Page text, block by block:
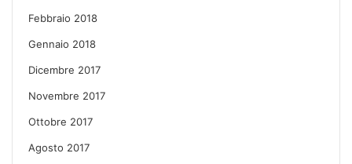
Febbraio 2018
Gennaio 2018
Dicembre 2017
Novembre 2017
Ottobre 2017
Agosto 2017